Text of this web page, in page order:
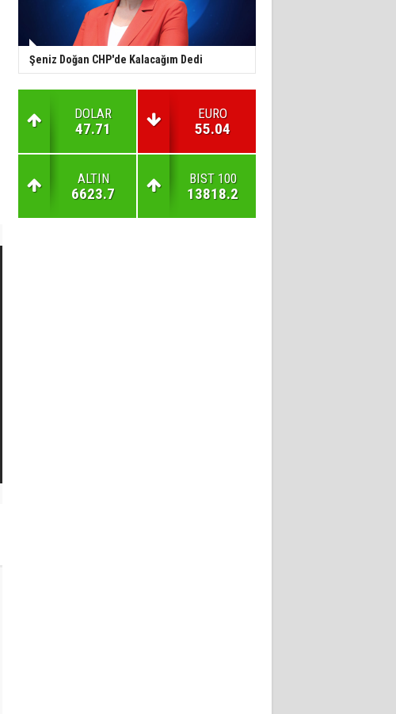
Şeniz Doğan CHP'de Kalacağım Dedi
DOLAR
47.71
EURO
55.04
ALTIN
6623.7
BIST 100
13818.2